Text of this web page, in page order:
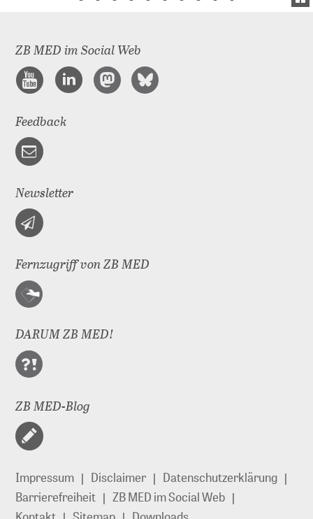
ZB MED im Social Web
Feedback
Newsletter
Fernzugriff von ZB MED
DARUM ZB MED!
ZB MED-Blog
Impressum Disclaimer
Datenschutzerklärung
Barrierefreiheit
ZB MED im Social Web